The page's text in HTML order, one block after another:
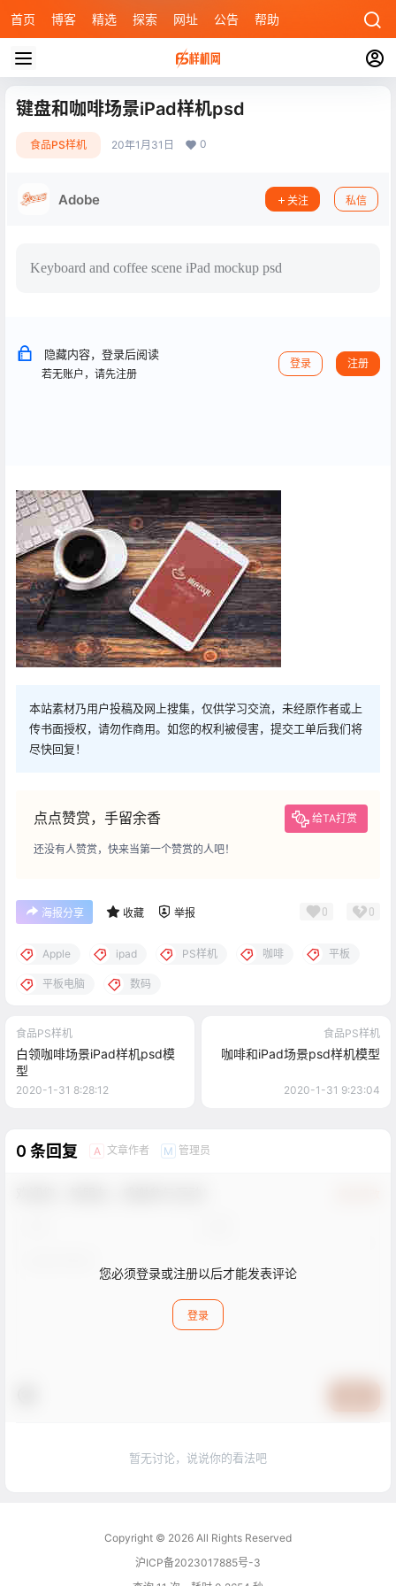
首页 博客 精选 探索 网址 公告 帮助
键盘和咖啡场景iPad样机psd
食品PS样机 20年1月31日 0
Adobe 关注 私信
Keyboard and coffee scene iPad mockup psd
隐藏内容，登录后阅读
若无账户，请先注册
登录 注册
本站素材乃用户投稿及网上搜集，仅供学习交流，未经原作者或上
传书面授权，请勿作商用。如您的权利被侵害，提交工单后我们将
尽快回复！
点点赞赏，手留余香 给TA打赏
还没有人赞赏，快来当第一个赞赏的人吧！
海报分享 收藏 举报 0 0
Apple ipad PS样机 咖啡 平板
平板电脑 数码
食品PS样机
白领咖啡场景iPad样机psd模
型
2020-1-31 8:28:12
食品PS样机
咖啡和iPad场景psd样机模型
2020-1-31 9:23:04
0 条回复 A 文章作者 M 管理员
您必须登录或注册以后才能发表评论
登录
暂无讨论，说说你的看法吧
Copyright © 2026 All Rights Reserved
沪ICP备2023017885号-3